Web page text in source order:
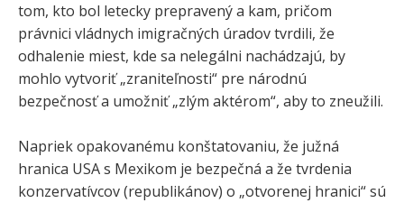
tom, kto bol letecky prepravený a kam, pričom
právnici vládnych imigračných úradov tvrdili, že
odhalenie miest, kde sa nelegálni nachádzajú, by
mohlo vytvoriť „zraniteľnosti“ pre národnú
bezpečnosť a umožniť „zlým aktérom“, aby to zneužili.
Napriek opakovanému konštatovaniu, že južná
hranica USA s Mexikom je bezpečná a že tvrdenia
konzervatívcov (republikánov) o „otvorenej hranici“ sú